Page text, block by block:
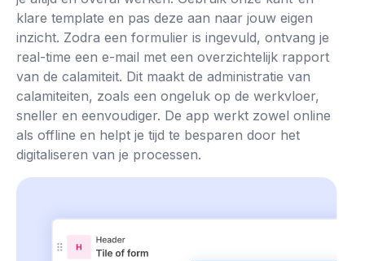
klare template en pas deze aan naar jouw eigen
inzicht. Zodra een formulier is ingevuld, ontvang je
real-time een e-mail met een overzichtelijk rapport
van de calamiteit. Dit maakt de administratie van
calamiteiten, zoals een ongeluk op de werkvloer,
sneller en eenvoudiger. De app werkt zowel online
als offline en helpt je tijd te besparen door het
digitaliseren van je processen.